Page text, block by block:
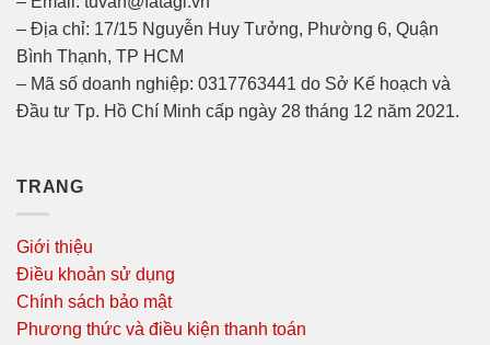
– Địa chỉ: 17/15 Nguyễn Huy Tưởng, Phường 6, Quận
Bình Thạnh, TP HCM
– Mã số doanh nghiệp: 0317763441 do Sở Kế hoạch và
Đầu tư Tp. Hồ Chí Minh cấp ngày 28 tháng 12 năm 2021.
TRANG
Giới thiệu
Điều khoản sử dụng
Chính sách bảo mật
Phương thức và điều kiện thanh toán